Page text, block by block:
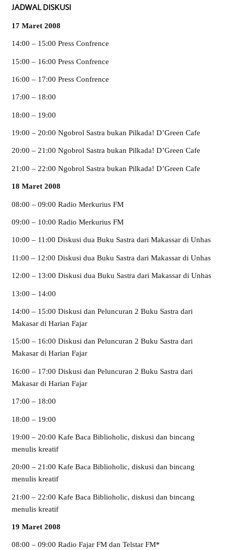
JADWAL DISKUSI
17 Maret 2008
14:00 – 15:00 Press Confrence
15:00 – 16:00 Press Confrence
16:00 – 17:00 Press Confrence
17:00 – 18:00
18:00 – 19:00
19:00 – 20:00 Ngobrol Sastra bukan Pilkada! D’Green Cafe
20:00 – 21:00 Ngobrol Sastra bukan Pilkada! D’Green Cafe
21:00 – 22:00 Ngobrol Sastra bukan Pilkada! D’Green Cafe
18 Maret 2008
08:00 – 09:00 Radio Merkurius FM
09:00 – 10:00 Radio Merkurius FM
10:00 – 11:00 Diskusi dua Buku Sastra dari Makassar di Unhas
11:00 – 12:00 Diskusi dua Buku Sastra dari Makassar di Unhas
12:00 – 13:00 Diskusi dua Buku Sastra dari Makassar di Unhas
13:00 – 14:00
14:00 – 15:00 Diskusi dan Peluncuran 2 Buku Sastra dari
Makasar di Harian Fajar
15:00 – 16:00 Diskusi dan Peluncuran 2 Buku Sastra dari
Makasar di Harian Fajar
16:00 – 17:00 Diskusi dan Peluncuran 2 Buku Sastra dari
Makasar di Harian Fajar
17:00 – 18:00
18:00 – 19:00
19:00 – 20:00 Kafe Baca Biblioholic, diskusi dan bincang
menulis kreatif
20:00 – 21:00 Kafe Baca Biblioholic, diskusi dan bincang
menulis kreatif
21:00 – 22:00 Kafe Baca Biblioholic, diskusi dan bincang
menulis kreatif
19 Maret 2008
08:00 – 09:00 Radio Fajar FM dan Telstar FM*